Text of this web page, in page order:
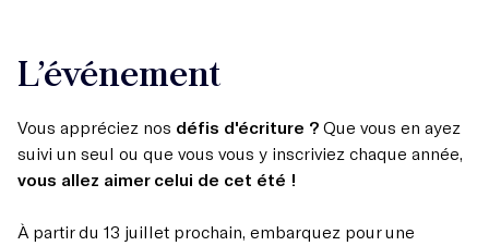
L’événement
Vous appréciez nos défis d'écriture ? Que vous en ayez
suivi un seul ou que vous vous y inscriviez chaque année,
vous allez aimer celui de cet été !
À partir du 13 juillet prochain, embarquez pour une